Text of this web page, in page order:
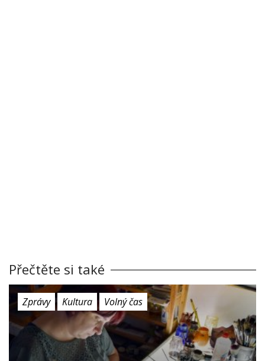
Přečtěte si také
Zprávy Kultura Volný čas